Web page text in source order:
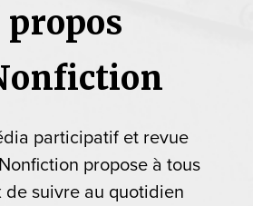
propos
participatif et revue
propose à tous
de suivre au quotidien